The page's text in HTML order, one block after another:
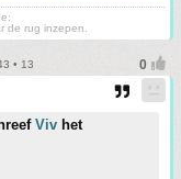
de rug inzepen.
• 13
Viv het